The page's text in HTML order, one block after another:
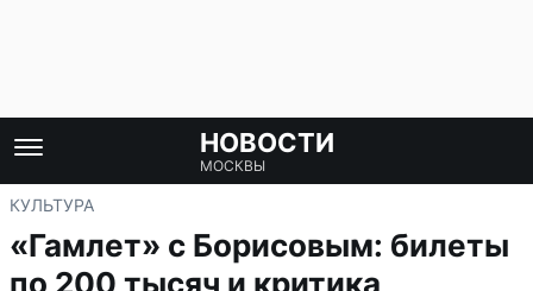
НОВОСТИ
МОСКВЫ
КУЛЬТУРА
«Гамлет» с Борисовым: билеты
по 200 тысяч и критика